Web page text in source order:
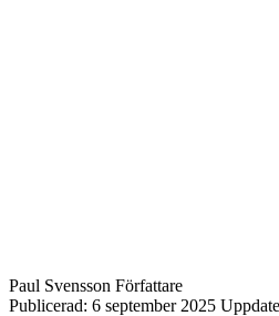
Paul Svensson Författare
Publicerad: 6 september 2025